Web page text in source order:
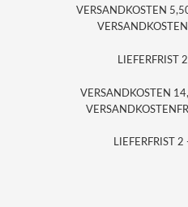
VERSANDKOSTEN
LIEFERFRIST
VERSANDKOSTEN
LIEFERFRIST